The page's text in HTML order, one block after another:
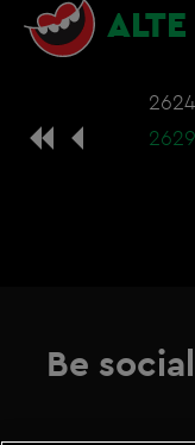
2624
2629
Be social